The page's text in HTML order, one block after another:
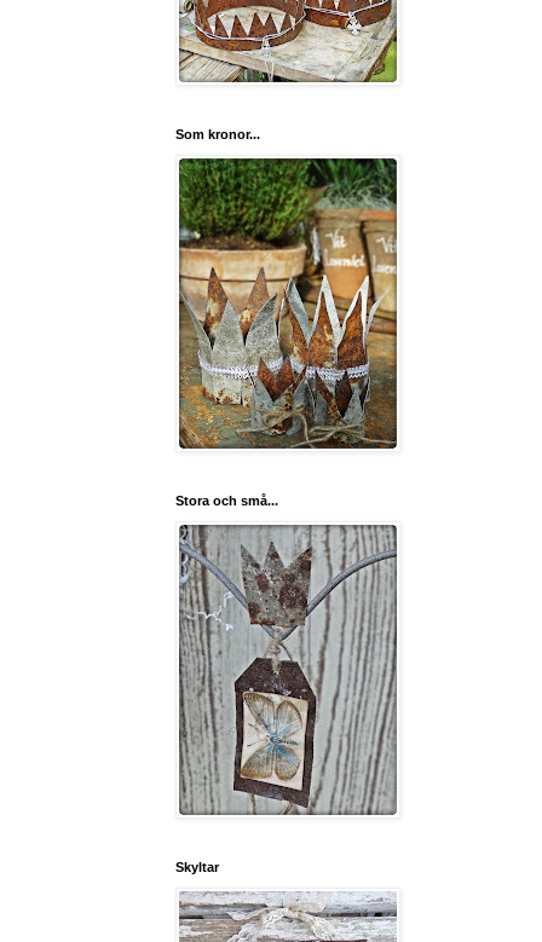
Som kronor...
Stora och små...
Skyltar